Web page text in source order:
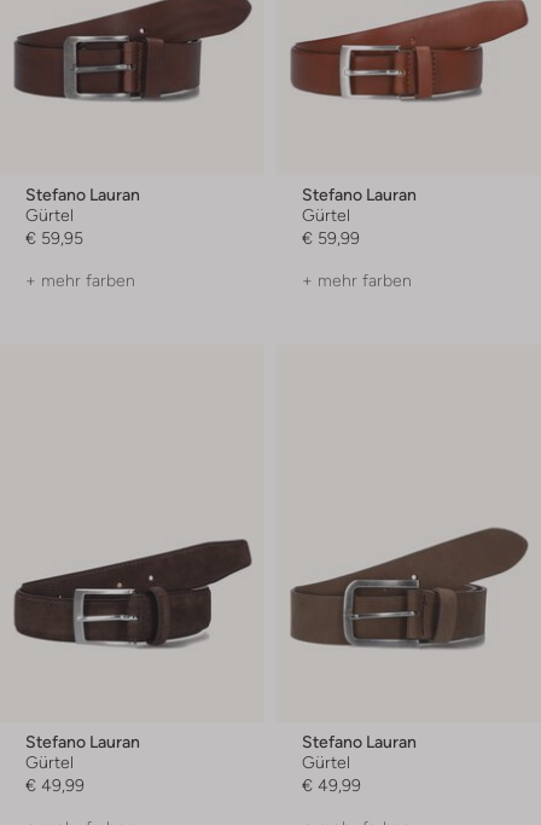
Stefano Lauran
Gürtel
€ 59,95
+ mehr farben
Stefano Lauran
Gürtel
€ 59,99
+ mehr farben
Stefano Lauran
Gürtel
€ 49,99
Stefano Lauran
Gürtel
€ 49,99